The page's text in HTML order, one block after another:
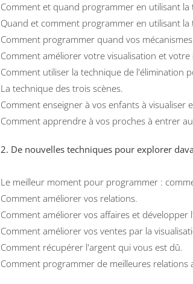
Comment et quand programmer en utilisant
Quand et comment programmer en utilisant la
Comment programmer quand vos
Comment améliorer votre visualisation et votre
Comment utiliser la technique de l'élimination
La technique des trois scènes.
Comment enseigner à vos enfants à visualiser
Comment apprendre à vos proches à entrer
2. De nouvelles techniques pour explorer
Le meilleur moment pour programmer :
Comment améliorer vos relations.
Comment améliorer vos affaires et développer
Comment améliorer vos ventes par la
Comment récupérer l'argent qui vous est dû.
Comment programmer de meilleures relations